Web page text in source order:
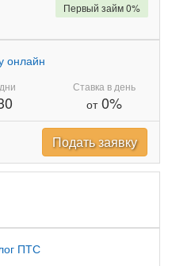
онлайн
Ставка в день
от0%
Первый займ 0%
Подать заявку
ПТС